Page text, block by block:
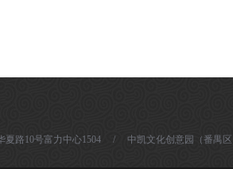
夏路10号富力中心1504 / 中凯文化创意园（番禺